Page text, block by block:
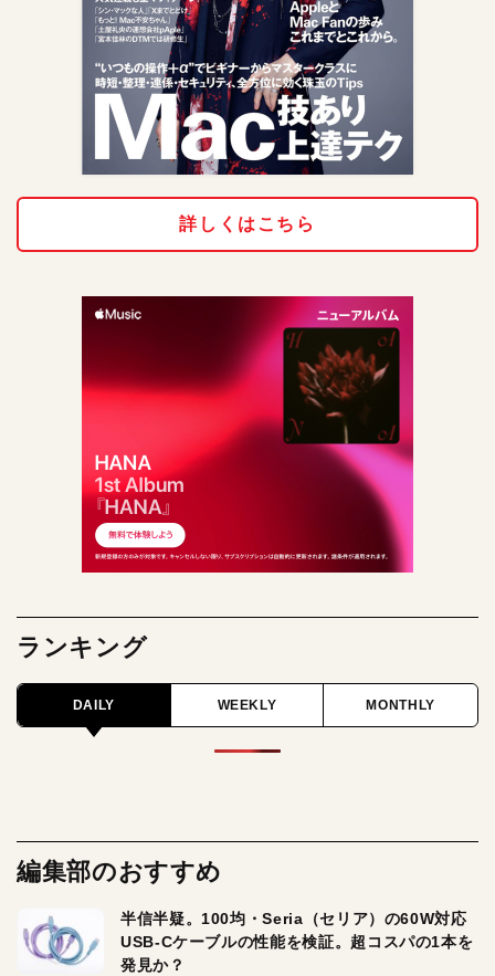
詳しくはこちら
ランキング
DAILY WEEKLY MONTHLY
編集部のおすすめ
半信半疑。100均・Seria（セリア）の60W対応
USB-Cケーブルの性能を検証。超コスパの1本を
発見か？